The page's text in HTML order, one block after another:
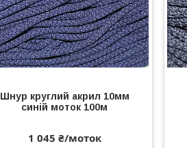
Шнур круглий акрил 10мм
синій моток 100м
1 045 ₴/моток